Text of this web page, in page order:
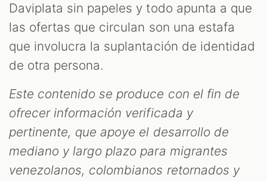
Daviplata sin papeles y todo apunta a que
las ofertas que circulan son una estafa
que involucra la suplantación de identidad
de otra persona.
Este contenido se produce con el fin de
ofrecer información verificada y
pertinente, que apoye el desarrollo de
mediano y largo plazo para migrantes
venezolanos, colombianos retornados y